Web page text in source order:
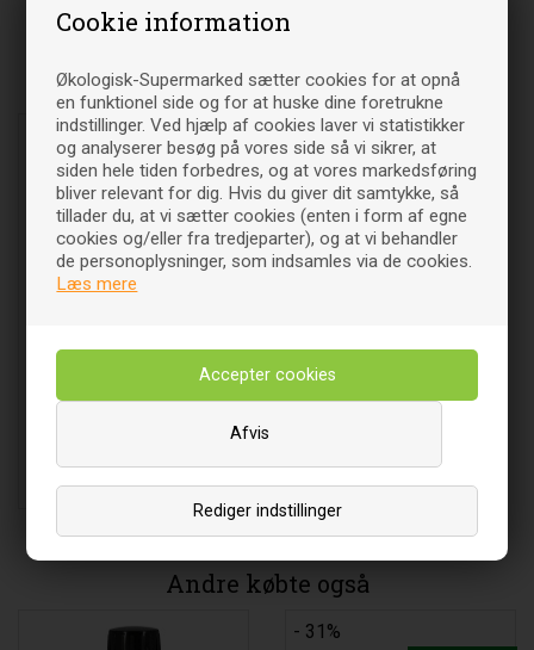
Cookie information
Økologisk-Supermarked sætter cookies for at opnå
en funktionel side og for at huske dine foretrukne
indstillinger. Ved hjælp af cookies laver vi statistikker
og analyserer besøg på vores side så vi sikrer, at
siden hele tiden forbedres, og at vores markedsføring
bliver relevant for dig. Hvis du giver dit samtykke, så
tillader du, at vi sætter cookies (enten i form af egne
cookies og/eller fra tredjeparter), og at vi behandler
de personoplysninger, som indsamles via de cookies.
Læs mere
Rediger indstillinger
Afvis
Relaterede varer
Matte Lipstick Körsbär 104 -
DKK
Læg i indkøbsvognen
Andre købte også
- 31%